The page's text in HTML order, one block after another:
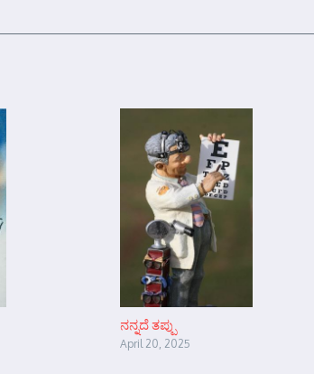
ನನ್ನದೆ ತಪ್ಪು
April 20, 2025